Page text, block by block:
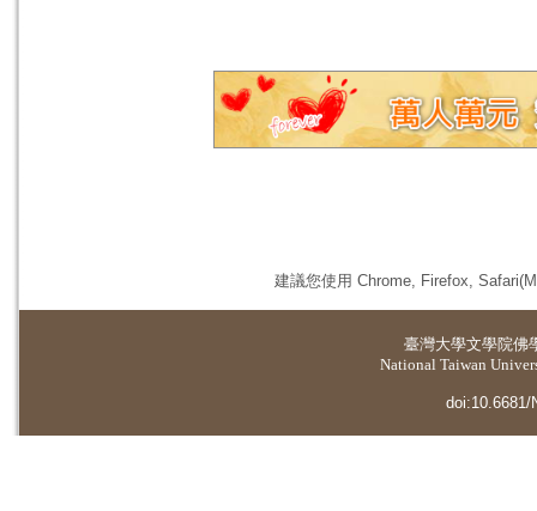
建議您使用 Chrome, Firefox,
臺灣大學文學院佛
National Taiwan
doi:10.6681/